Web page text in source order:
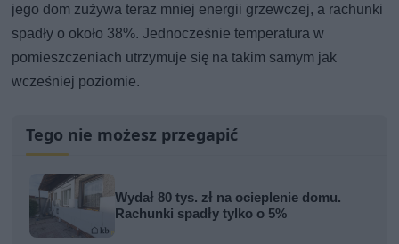
jego dom zużywa teraz mniej energii grzewczej, a rachunki
spadły o około 38%. Jednocześnie temperatura w
pomieszczeniach utrzymuje się na takim samym jak
wcześniej poziomie.
Tego nie możesz przegapić
Wydał 80 tys. zł na ocieplenie domu.
Rachunki spadły tylko o 5%